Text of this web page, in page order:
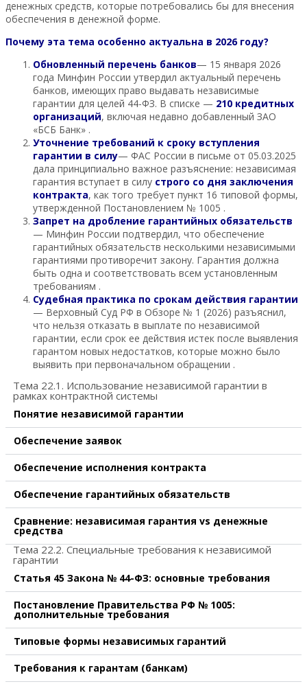
денежных средств, которые потребовались бы для внесения
обеспечения в денежной форме.
Почему эта тема особенно актуальна в 2026 году?
Обновленный перечень банков— 15 января 2026
года Минфин России утвердил актуальный перечень
банков, имеющих право выдавать независимые
гарантии для целей 44-ФЗ. В списке — 210 кредитных
организаций, включая недавно добавленный ЗАО
«БСБ Банк» .
Уточнение требований к сроку вступления
гарантии в силу— ФАС России в письме от 05.03.2025
дала принципиально важное разъяснение: независимая
гарантия вступает в силу строго со дня заключения
контракта, как того требует пункт 16 типовой формы,
утвержденной Постановлением № 1005 .
Запрет на дробление гарантийных обязательств
— Минфин России подтвердил, что обеспечение
гарантийных обязательств несколькими независимыми
гарантиями противоречит закону. Гарантия должна
быть одна и соответствовать всем установленным
требованиям .
Судебная практика по срокам действия гарантии
— Верховный Суд РФ в Обзоре № 1 (2026) разъяснил,
что нельзя отказать в выплате по независимой
гарантии, если срок ее действия истек после выявления
гарантом новых недостатков, которые можно было
выявить при первоначальном обращении .
Тема 22.1. Использование независимой гарантии в
рамках контрактной системы
Понятие независимой гарантии
Обеспечение заявок
Обеспечение исполнения контракта
Обеспечение гарантийных обязательств
Сравнение: независимая гарантия vs денежные
средства
Тема 22.2. Специальные требования к независимой
гарантии
Статья 45 Закона № 44-ФЗ: основные требования
Постановление Правительства РФ № 1005:
дополнительные требования
Типовые формы независимых гарантий
Требования к гарантам (банкам)